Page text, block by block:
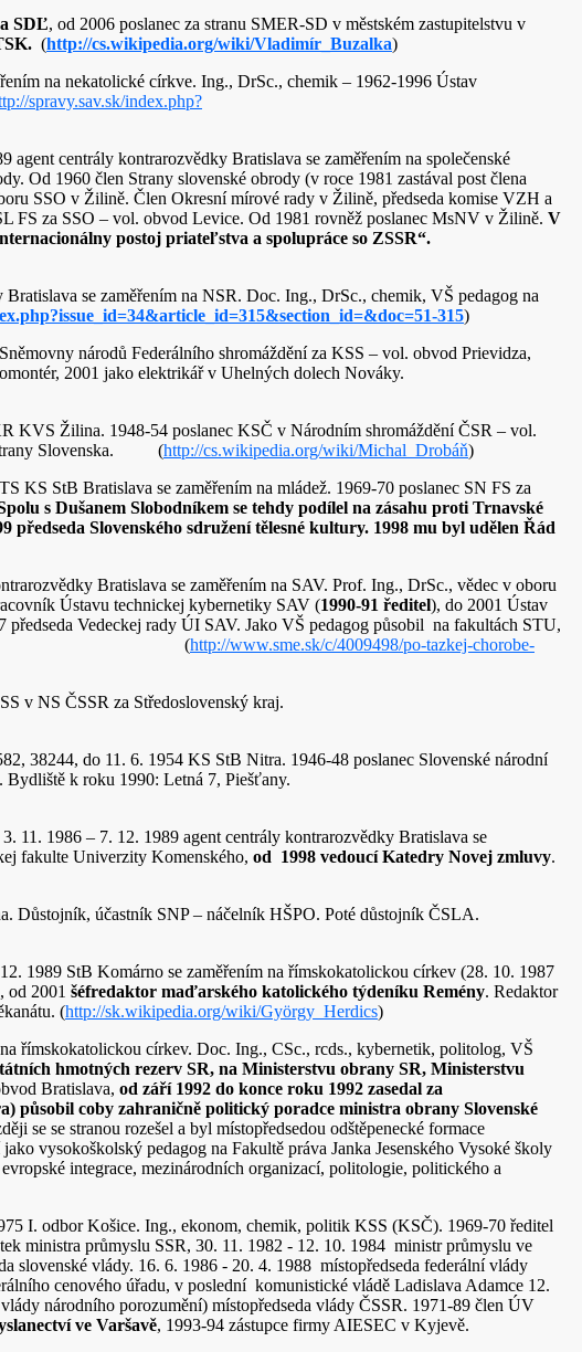
SDĽ, od 2006 poslanec za stranu SMER-SD v městském zastupitelstvu v
(http://cs.wikipedia.org/wiki/Vladimír_Buzalka)
na nekatolické církve. Ing., DrSc., chemik – 1962-1996 Ústav
spravy.sav.sk/index.php?
centrály kontrarozvědky Bratislava se zaměřením na společenské
Od 1960 člen Strany slovenské obrody (v roce 1981 zastával post člena
SSO v Žilině. Člen Okresní mírové rady v Žilině, předseda komise VZH a
FS za SSO – vol. obvod Levice. Od 1981 rovněž poslanec MsNV v Žilině. V
postoj priateľstva a spolupráce so ZSSR“.
se zaměřením na NSR. Doc. Ing., DrSc., chemik, VŠ pedagog na
315)
národů Federálního shromáždění za KSS – vol. obvod Prievidza,
2001 jako elektrikář v Uhelných dolech Nováky.
Žilina. 1948-54 poslanec KSČ v Národním shromáždění ČSR – vol.
strany Slovenska. (http://cs.wikipedia.org/wiki/Michal_Drobáň)
KS StB Bratislava se zaměřením na mládež. 1969-70 poslanec SN FS za
s Dušanem Slobodníkem se tehdy podílel na zásahu proti Trnavské
předseda Slovenského sdružení tělesné kultury. 1998 mu byl udělen Řád
Bratislava se zaměřením na SAV. Prof. Ing., DrSc., vědec v oboru
Ústavu technickej kybernetiky SAV (1990-91 ředitel), do 2001 Ústav
Vedeckej rady ÚI SAV. Jako VŠ pedagog působil na fakultách STU,
a v Maďarsku. (http://www.sme.sk/c/4009498/po-tazkej-chorobe-
v NS ČSSR za Středoslovenský kraj.
38244, do 11. 6. 1954 KS StB Nitra. 1946-48 poslanec Slovenské národní
. Bydliště k roku 1990: Letná 7, Piešťany.
11. 1986 – 7. 12. 1989 agent centrály kontrarozvědky Bratislava se
fakulte Univerzity Komenského, od 1998 vedoucí Katedry Novej zmluvy.
Důstojník, účastník SNP – náčelník HŠPO. Poté důstojník ČSLA.
1989 StB Komárno se zaměřením na římskokatolickou církev (28. 10. 1987
od 2001 šéfredaktor maďarského katolického týdeníku Remény. Redaktor
(http://sk.wikipedia.org/wiki/György_Herdics)
římskokatolickou církev. Doc. Ing., CSc., rcds., kybernetik, politolog, VŠ
hmotných rezerv SR, na Ministerstvu obrany SR, Ministerstvu
Bratislava, od září 1992 do konce roku 1992 zasedal za
působil coby zahraničně politický poradce ministra obrany Slovenské
se se stranou rozešel a byl místopředsedou odštěpenecké formace
vysokoškolský pedagog na Fakultě práva Janka Jesenského Vysoké školy
integrace, mezinárodních organizací, politologie, politického a
I. odbor Košice. Ing., ekonom, chemik, politik KSS (KSČ). 1969-70 ředitel
ministra průmyslu SSR, 30. 11. 1982 - 12. 10. 1984 ministr průmyslu ve
slovenské vlády. 16. 6. 1986 - 20. 4. 1988 místopředseda federální vlády
cenového úřadu, v poslední komunistické vládě Ladislava Adamce 12.
národního porozumění) místopředseda vlády ČSSR. 1971-89 člen ÚV
ve Varšavě, 1993-94 zástupce firmy AIESEC v Kyjevě.